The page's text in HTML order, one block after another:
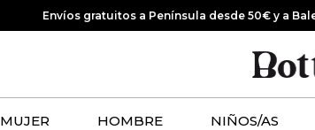
Envíos gratuitos a Península desde 50€ y a
MUJER HOMBRE NIÑOS/AS